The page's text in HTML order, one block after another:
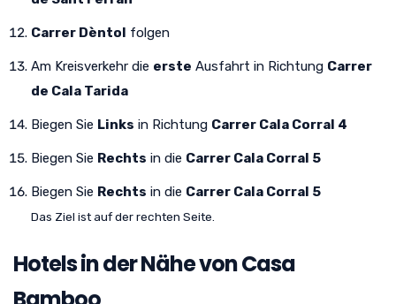
Carrer Dèntol folgen
Am Kreisverkehr die erste Ausfahrt in Richtung Carrer
de Cala Tarida
Biegen Sie Links in Richtung Carrer Cala Corral 4
Biegen Sie Rechts in die Carrer Cala Corral 5
Biegen Sie Rechts in die Carrer Cala Corral 5
Das Ziel ist auf der rechten Seite.
Hotels in der Nähe von Casa